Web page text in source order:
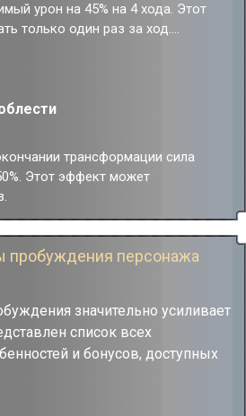
урон на 45% на 4 хода. Этот
только один раз за ход.
восстанавливающих энергию
трансформации сила
Этот эффект может
пробуждения персонажа
значительно усиливает
список всех
и бонусов, доступных